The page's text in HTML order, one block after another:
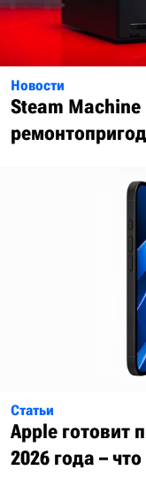
Новости
Steam
Статьи
Apple готовит
2026 года –